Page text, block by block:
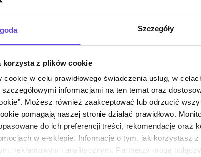
Szczegóły
korzysta z plików cookie
cookie w celu prawidłowego świadczenia usług, w
informacjami na ten temat oraz
Możesz również zaakceptować lub odrzucić
pomagają naszej stronie działać prawidłowo.
do ich preferencji treści, rekomendacje oraz
w e-sklepie. Informacje o tym, jak korzystasz
reklamowym i analitycznym. Partnerzy mogą